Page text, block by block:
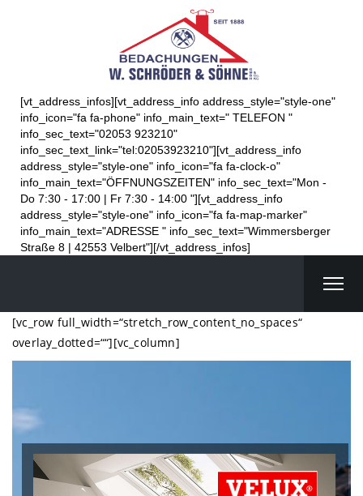
[vt_address_infos][vt_address_info address_style="style-one"
info_icon="fa fa-phone" info_main_text=" TELEFON "
info_sec_text="02053 923210"
info_sec_text_link="tel:02053923210"][vt_address_info
address_style="style-one" info_icon="fa fa-clock-o"
info_main_text="ÖFFNUNGSZEITEN" info_sec_text="Mon -
Do 7:30 - 17:00 | Fr 7:30 - 14:00 "][vt_address_info
address_style="style-one" info_icon="fa fa-map-marker"
info_main_text="ADRESSE " info_sec_text="Wimmersberger
Straße 8 | 42553 Velbert"][/vt_address_infos]
[vc_row full_width=“stretch_row_content_no_spaces“
overlay_dotted=““][vc_column]